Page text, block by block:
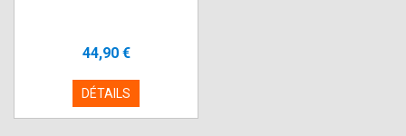
44,90 €
DÉTAILS